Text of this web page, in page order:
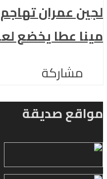
لجين عمران
مينا عطا يخضع
مشاركة
مواقع صديقة